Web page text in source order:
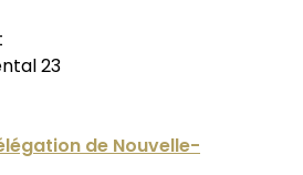
23
de Nouvelle-